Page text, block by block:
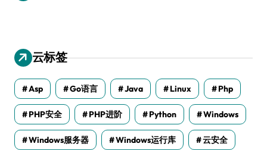
云标签
Asp Go语言 Java Linux Php
PHP安全 PHP进阶 Python Windows
Windows服务器 Windows运行库 云安全